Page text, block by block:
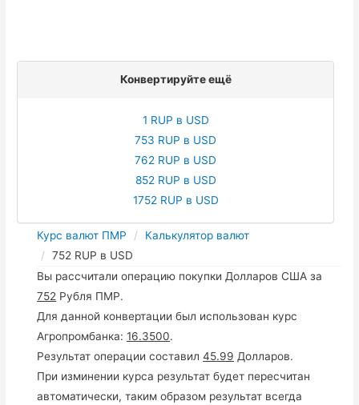
Конвертируйте ещё
1 RUP в USD
753 RUP в USD
762 RUP в USD
852 RUP в USD
1752 RUP в USD
Курс валют ПМР
Калькулятор валют
752 RUP в USD
Вы рассчитали операцию покупки Долларов США за
752 Рубля ПМР.
Для данной конвертации был использован курс
Агропромбанка:16.3500.
Результат операции составил45.99 Долларов.
При изминении курса результат будет пересчитан
автоматически, таким образом результат всегда